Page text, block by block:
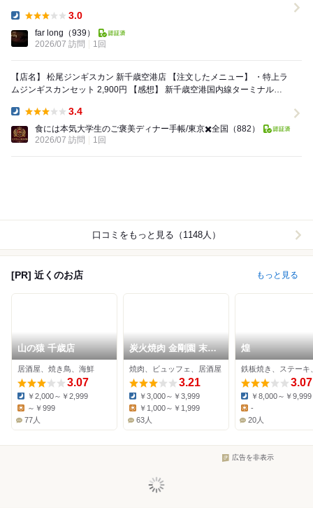
3.0
far long （939）
2026/07 訪問
1回
【店名】 松尾ジンギスカン 新千歳空港店 【注文したメニュー】 ・特上ラ
ムジンギスカンセット 2,900円 【感想】 新千歳空港国内線ターミナルの3
3.4
食には本気大学生のご褒美ディナー手帳/東京✖️全国
（882）
2026/07 訪問
1回
口コミをもっと見る（1148人）
[PR] 近くのお店 もっと見る
山の猿 千歳店
居酒屋、焼き鳥、海鮮
3.07
Dinner:
￥2,000～￥2,999
Lunch:
～￥999
77人
炭火焼肉 金剛園 末広
亭
焼肉、ビュッフェ、居酒屋
3.21
Dinner:
￥3,000～￥3,999
Lunch:
￥1,000～￥1,999
63人
煌
3.07
Dinner:
￥8,000～￥9,999
Lunch:
-
20人
広告を非表示